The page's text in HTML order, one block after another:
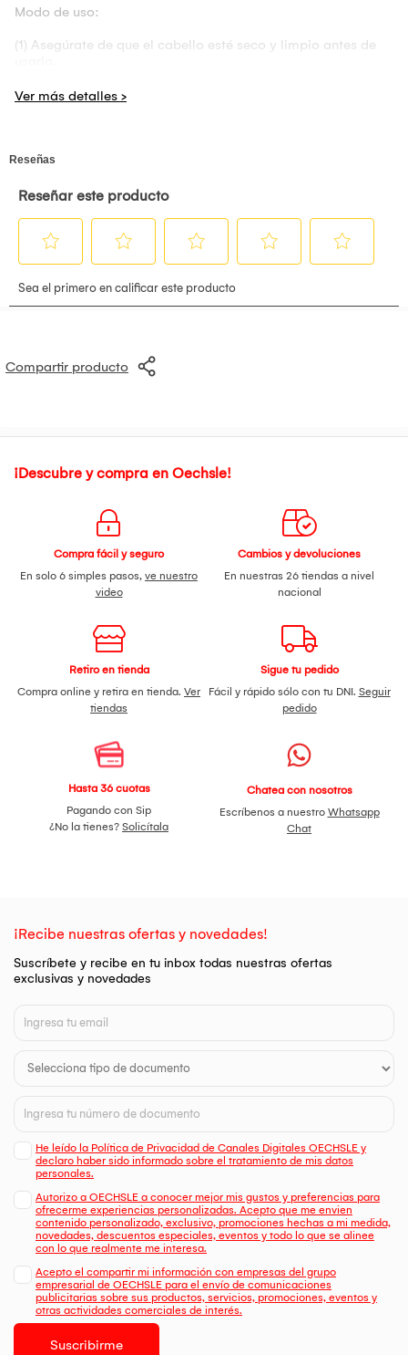
Modo de uso:
(1) Asegúrate de que el cabello esté seco y limpio antes de
(2) Use los guantes.
extienda uniformemente sobre el cabello. Mantenga la crema
voluminoso, usé 2-3 sobres por vez.
(5) Lavar y secar el cabello.
Máscara #Mais Crespinhos 2 en 1 - 1 kg.:
anti-frizz. Además, se libera toda la línea, es decir, sin
sulfatos, parabenos, vaselina y aceite mineral. Y lo mejor de
de volumen y modela suavemente los rizos sin dejar
Mezcla de Aceites de Extracto de Argán, Coco, Linaza y
Compartir producto
¡Descubre y compra en Oechsle!
Compra fácil y seguro
En solo 6 simples pasos, ve nuestro
video
Cambios y devoluciones
En nuestras 26 tiendas a nivel
nacional
Retiro en tienda
Compra online y retira en tienda. Ver
tiendas
Sigue tu pedido
Fácil y rápido sólo con tu DNI. Seguir
pedido
Hasta 36 cuotas
Pagando con Sip
¿No la tienes? Solicítala
Chatea con nosotros
Escríbenos a nuestro Whatsapp
Chat
¡Recibe nuestras ofertas y novedades!
Suscríbete y recibe en tu inbox todas nuestras ofertas
exclusivas y novedades
He leído la Política de Privacidad de Canales Digitales OECHSLE y
declaro haber sido informado sobre el tratamiento de mis datos
personales.
Autorizo a OECHSLE a conocer mejor mis gustos y preferencias para
ofrecerme experiencias personalizadas. Acepto que me envien
contenido personalizado, exclusivo, promociones hechas a mi medida,
novedades, descuentos especiales, eventos y todo lo que se alinee
con lo que realmente me interesa.
Acepto el compartir mi información con empresas del grupo
empresarial de OECHSLE para el envío de comunicaciones
publicitarias sobre sus productos, servicios, promociones, eventos y
otras actividades comerciales de interés.
Suscribirme